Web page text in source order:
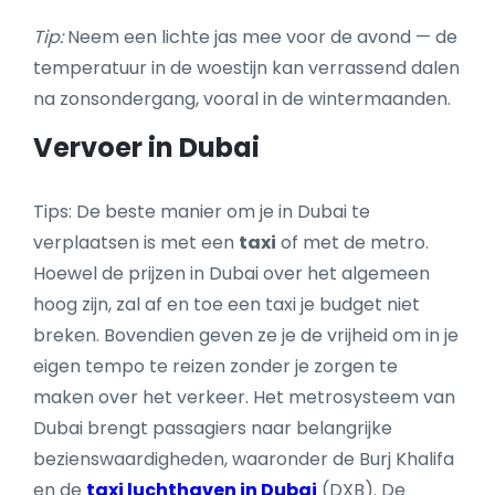
Tip:Neem een lichte jas mee voor de avond — de
temperatuur in de woestijn kan verrassend dalen
na zonsondergang, vooral in de wintermaanden.
Vervoer in Dubai
Tips: De beste manier om je in Dubai te
verplaatsen is met een taxi of met de metro.
Hoewel de prijzen in Dubai over het algemeen
hoog zijn, zal af en toe een taxi je budget niet
breken. Bovendien geven ze je de vrijheid om in je
eigen tempo te reizen zonder je zorgen te
maken over het verkeer. Het metrosysteem van
Dubai brengt passagiers naar belangrijke
bezienswaardigheden, waaronder de Burj Khalifa